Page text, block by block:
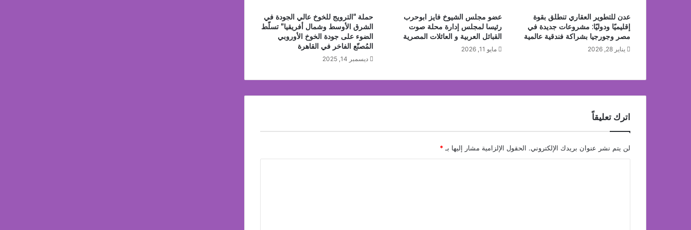
عدن للتطوير العقاري تنطلق بقوة
إقليميًا ودوليًا: مشروعات جديدة في
مصر وجورجيا بشراكة فندقية عالمية
يناير 28, 2026
عضو مجلس الشيوخ فايز ابوحرب
رئيسا لمجلس إدارة محلة صوت
القبائل العربية و العائلات المصرية
مايو 11, 2026
حملة “الترويج للخوخ عالي الجودة في
الشرق الأوسط وشمال أفريقيا” تسلّط
الضوء على جودة الخوخ الأوروبي
المُصنّع الفاخر في القاهرة
ديسمبر 14, 2025
اترك تعليقاً
لن يتم نشر عنوان بريدك الإلكتروني. الحقول الإلزامية مشار إليها بـ *